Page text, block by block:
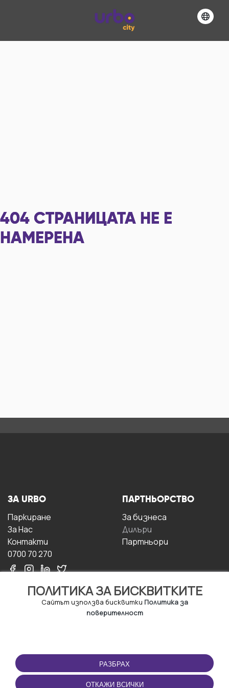
404 СТРАНИЦАТА НЕ Е
НАМЕРЕНА
ПОЛИТИКА ЗА БИСКВИТКИТЕ
Сайтът използва бисквитки Политика за
поверителност
РАЗБРАХ
ОТКАЖИ ВСИЧКИ
ЗА URBO
Паркиране
За Hас
Контакти
0700 70 270
ПАРТНЬОРСТВО
За бизнесa
Дилъри
Партньори
ПОЛЗВАНЕ
Правила и условия за
ползване
ПРИЛОЖЕНИЕТО